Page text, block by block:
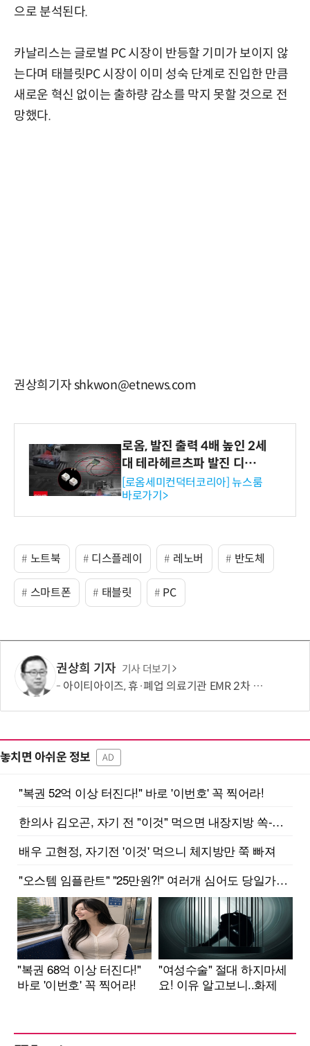
으로 분석된다.
카날리스는 글로벌 PC 시장이 반등할 기미가 보이지 않
는다며 태블릿PC 시장이 이미 성숙 단계로 진입한 만큼
새로운 혁신 없이는 출하량 감소를 막지 못할 것으로 전
망했다.
권상희기자 shkwon@etnews.com
로옴, 발진 출력 4배 높인 2세
대 테라헤르츠파 발진 디바이
스 개발
[로옴세미컨덕터코리아] 뉴스룸
바로가기>
노트북 디스플레이 레노버 반도체
스마트폰 태블릿 PC
권상희 기자 기사 더보기
아이티아이즈, 휴·폐업 의료기관 EMR 2차 확산사업 연속 수주…국가 의료데이터 플랫폼 경쟁력 강화
놓치면 아쉬운 정보 AD